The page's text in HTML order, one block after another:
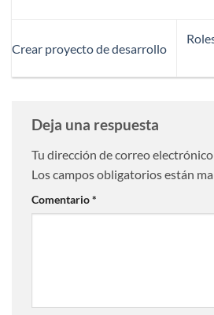
Crear proyecto de desarrollo
Deja una respuesta
Tu dirección de correo
Los campos obligatorios están
Comentario*